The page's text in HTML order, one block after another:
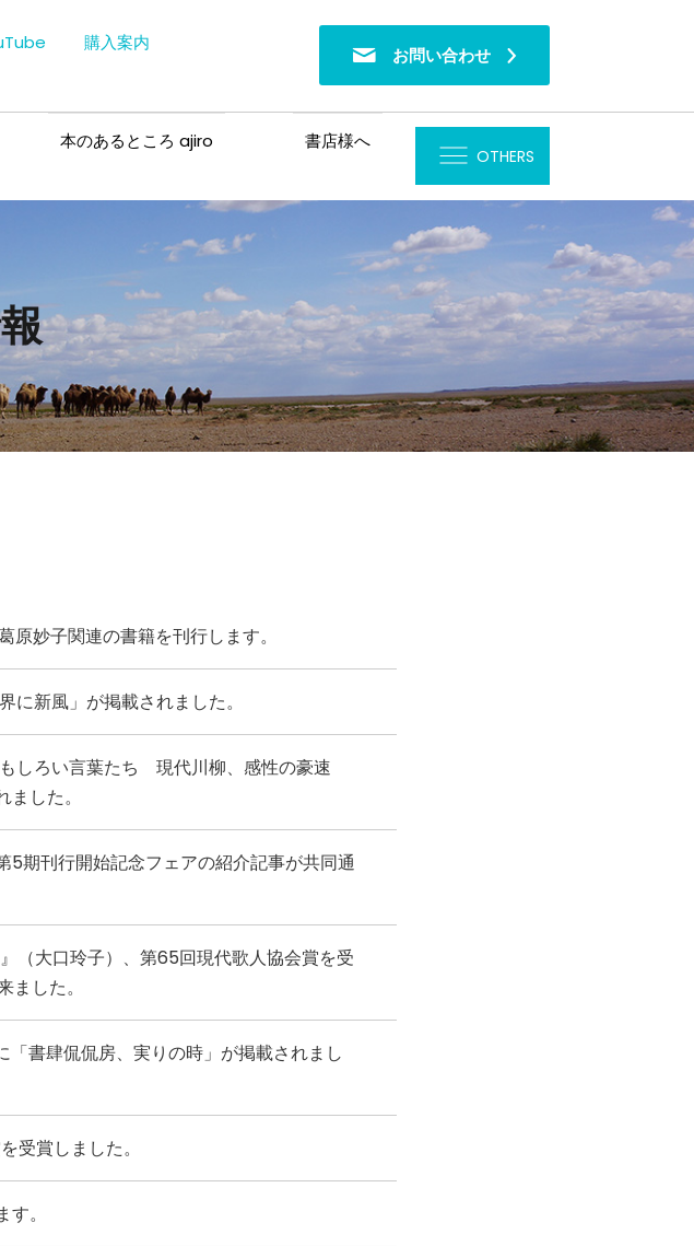
購入案内
お問い合わせ
本のあるところ ajiro 書店様へ
OTHERS
妙子関連の書籍を刊行します。
新風」が掲載されました。
しろい言葉たち 現代川柳、感性の豪速
した。
期刊行開始記念フェアの紹介記事が共同通
（大口玲子）、第65回現代歌人協会賞を受
した。
書肆侃侃房、実りの時」が掲載されまし
受賞しました。
。